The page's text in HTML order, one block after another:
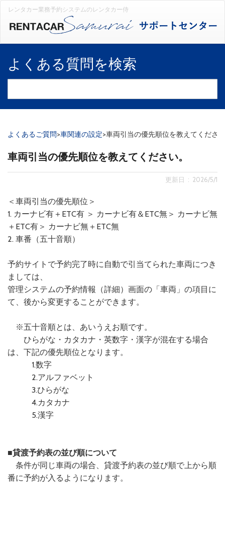
レンタカー業務予約システムのレンタカー侍
よくある質問を検索
よくあるご質問>車関連の設定>車両引当の優先順位を教えてくださ
車両引当の優先順位を教えてください。
更新日 : 2026/5/1
＜車両引当の優先順位＞
1. カーナビ有＋ETC有 ＞ カーナビ有＆ETC無＞ カーナビ無
＋ETC有＞ カーナビ無＋ETC無
2. 車番（五十音順）
予約サイトで予約完了時に自動で引当てられた車両につき
ましては、
管理システムの予約情報（詳細）画面の「車両」の項目に
て、後から変更することができます。
※五十音順とは、あいうえお順です。
ひらがな・カタカナ・英数字・漢字が混在する場合
は、下記の優先順位となります。
1.数字
2.アルファベット
3.ひらがな
4.カタカナ
5.漢字
■貸渡予約表の並び順について
条件が同じ車両の場合、貸渡予約表の並び順で上から順
番に予約が入るようになります。